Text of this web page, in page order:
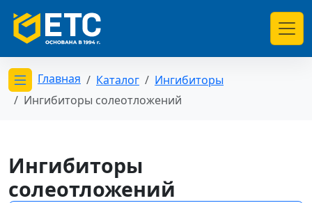
Открыть меню категорий
Главная Каталог
Ингибиторы
Ингибиторы солеотложений
Ингибиторы
солеотложений